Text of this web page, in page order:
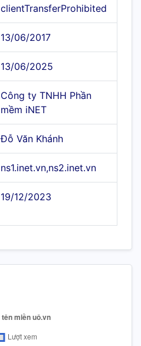
clientTransferProhibited
13/06/2017
13/06/2025
Công ty TNHH Phần
mềm iNET
Đỗ Văn Khánh
ns1.inet.vn,ns2.inet.vn
19/12/2023